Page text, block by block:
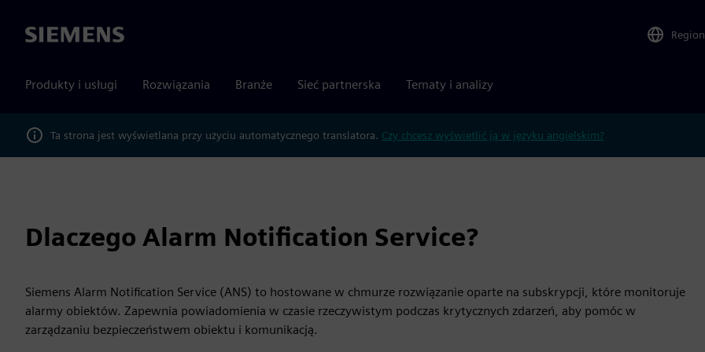
Siemens Region
Produkty i usługi Rozwiązania Branże Sieć partnerska Tematy i analizy
Ta strona jest wyświetlana przy użyciu automatycznego translatora. Czy chcesz wyświetlić ją w języku angielskim?
Dlaczego Alarm Notification Service?
Siemens Alarm Notification Service (ANS) to hostowane w chmurze rozwiązanie oparte na subskrypcji, które monitoruje
alarmy obiektów. Zapewnia powiadomienia w czasie rzeczywistym podczas krytycznych zdarzeń, aby pomóc w
zarządzaniu bezpieczeństwem obiektu i komunikacją.